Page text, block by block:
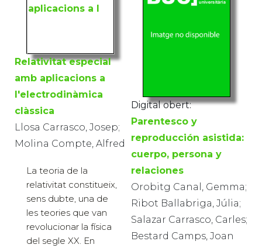
Relativitat especial
amb aplicacions a
l'electrodinàmica
clàssica
Llosa Carrasco, Josep;
Molina Compte, Alfred
La teoria de la
relativitat constitueix,
sens dubte, una de
les teories que van
revolucionar la física
del segle XX. En
Digital obert:
Parentesco y
reproducción asistida:
cuerpo, persona y
relaciones
Orobitg Canal, Gemma;
Ribot Ballabriga, Júlia;
Salazar Carrasco, Carles;
Bestard Camps, Joan